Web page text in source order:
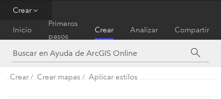
Crear
Inicio
Primeros
pasos
Crear Analizar Compartir
Crear Crear mapas Aplicar estilos